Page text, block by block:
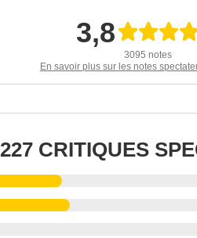
3,8
3095 notes
En savoir plus sur les notes
227 CRITIQUES